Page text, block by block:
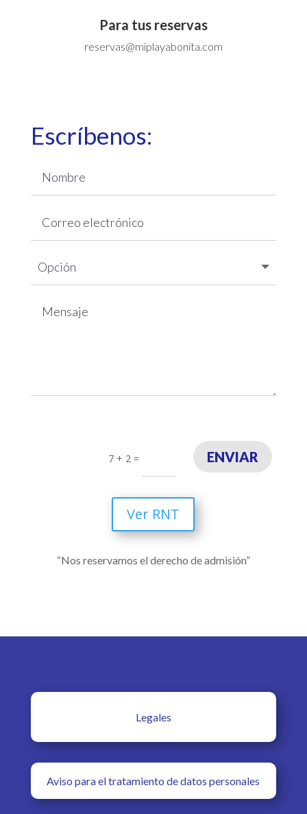
Para tus reservas
reservas@miplayabonita.com
Escríbenos:
7 + 2 = ENVIAR
Ver RNT
“Nos reservamos el derecho de admisión”
Legales
Aviso para el tratamiento de datos personales